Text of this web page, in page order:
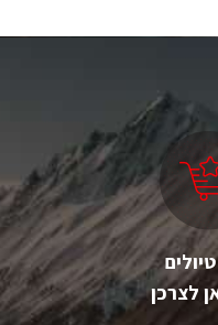
לצרכן